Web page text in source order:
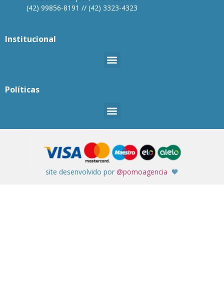
(42) 99856-8191 // (42) 3323-4323
Institucional
Políticas
site desenvolvido por @pomoagencia 🧡